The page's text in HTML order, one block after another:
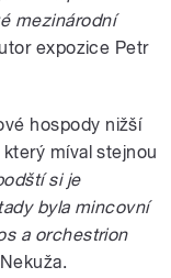
mezinárodní
expozice Petr
hospody nižší
míval stejnou
si je
byla mincovní
a orchestrion